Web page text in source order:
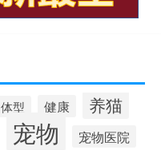
体型 健康 养猫
宠物 宠物医院